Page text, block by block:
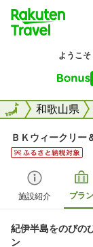
全国和歌山県
全国
ＢＫウィークリー
施設紹介 プラン
紀伊半島をのびの
ン